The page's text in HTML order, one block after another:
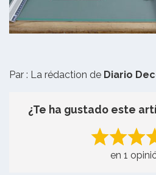
Par : La rédaction de Diario
¿Te ha gustado este
en 1